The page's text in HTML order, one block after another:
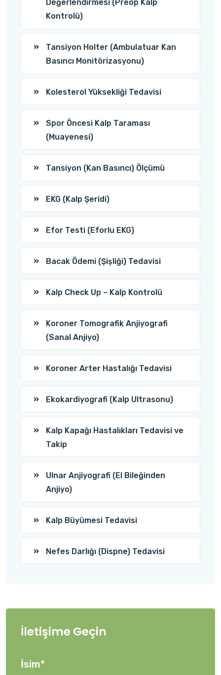
Değerlendirmesi (Preop Kalp
Kontrolü)
Tansiyon Holter (Ambulatuar Kan
Basıncı Monitörizasyonu)
Kolesterol Yüksekliği Tedavisi
Spor Öncesi Kalp Taraması
(Muayenesi)
Tansiyon (Kan Basıncı) Ölçümü
EKG (Kalp Şeridi)
Efor Testi (Eforlu EKG)
Bacak Ödemi (Şişliği) Tedavisi
Kalp Check Up – Kalp Kontrolü
Koroner Tomografik Anjiyografi
(Sanal Anjiyo)
Koroner Arter Hastalığı Tedavisi
Ekokardiyografi (Kalp Ultrasonu)
Kalp Kapağı Hastalıkları Tedavisi ve
Takip
Ulnar Anjiyografi (El Bileğinden
Anjiyo)
Kalp Büyümesi Tedavisi
Nefes Darlığı (Dispne) Tedavisi
İletişime Geçin